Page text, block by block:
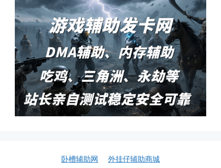
卧槽辅助网 外挂仔辅助商城